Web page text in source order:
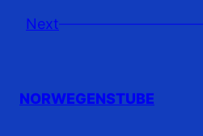
Next
NORWEGENSTUBE